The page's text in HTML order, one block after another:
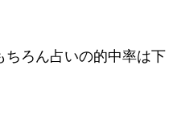
ちろん占いの的中率は下